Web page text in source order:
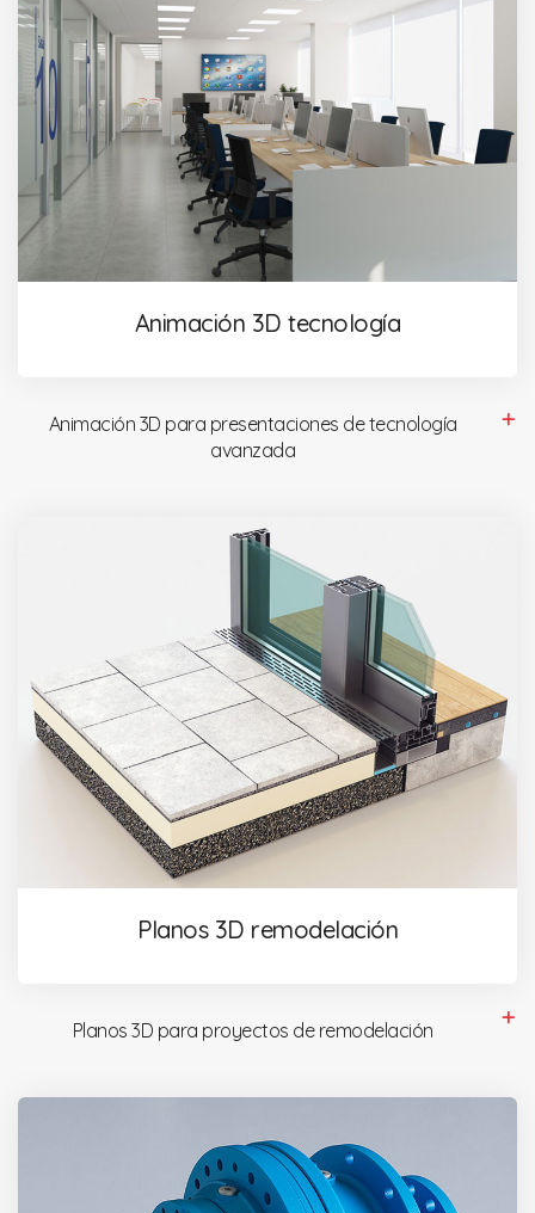
Animación 3D tecnología
Animación 3D para presentaciones de tecnología
avanzada
Planos 3D remodelación
Planos 3D para proyectos de remodelación